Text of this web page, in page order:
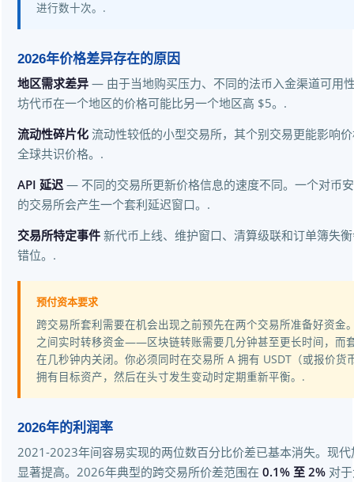
进行数十次。.
2026年价格差异存在的原因
地区需求差异 — 由于当地购买压力、不同的法币入金渠道可用
坊代币在一个地区的价格可能比另一个地区高 $5。.
流动性碎片化 流动性较低的小型交易所，其个别交易更能影响
全球共识价格。.
API 延迟— 不同的交易所更新价格信息的速度不同。一个对币
的交易所会产生一个套利延迟窗口。.
交易所特定事件 新代币上线、维护窗口、清算级联和订单簿失
错位。.
预付资本要求
跨交易所套利需要在机会出现之前预先在两个交易所准备好资金
之间实时转移资金——区块链转账需要几分钟甚至更长时间，而
在几秒钟内关闭。你必须同时在交易所 A 拥有 USDT（或报价货
拥有目标资产，然后在头寸发生变动时定期重新平衡。.
2026年的利润率
2021-2023年间容易实现的两位数百分比价差已基本消失。现
显著提高。2026年典型的跨交易所价差范围在 0.1% 至 2% 对